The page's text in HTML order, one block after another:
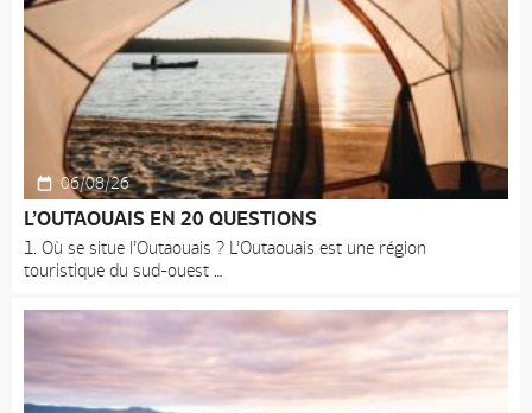
06/08/26
L’OUTAOUAIS EN 20 QUESTIONS
1. Où se situe l’Outaouais ? L’Outaouais est une région
touristique du sud-ouest